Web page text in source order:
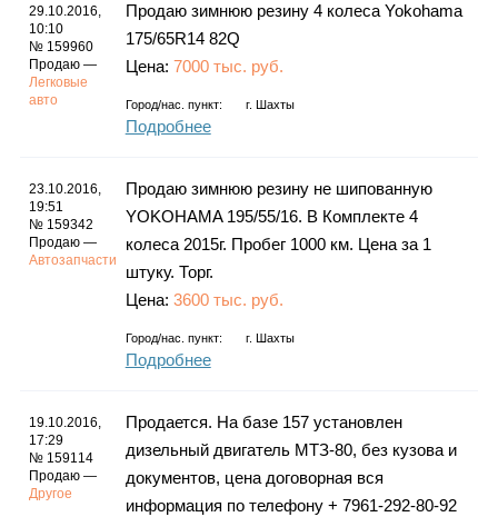
29.10.2016,
10:10
№ 159960
Продаю —
Легковые
авто
Продаю зимнюю резину 4 колеса Yokohama
175/65R14 82Q
Цена: 7000 тыс. руб.
Город/нас. пункт: г. Шахты
Подробнее
23.10.2016,
19:51
№ 159342
Продаю —
Автозапчасти
Продаю зимнюю резину не шипованную
YOKOHAMA 195/55/16. В Комплекте 4
колеса 2015г. Пробег 1000 км. Цена за 1
штуку. Торг.
Цена: 3600 тыс. руб.
Город/нас. пункт: г. Шахты
Подробнее
19.10.2016,
17:29
№ 159114
Продаю —
Другое
Продается. На базе 157 установлен
дизельный двигатель МТЗ-80, без кузова и
документов, цена договорная вся
информация по телефону + 7961-292-80-92